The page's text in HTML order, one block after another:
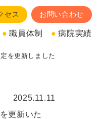
職員体制 病院実績
セス お問い合わせ
を更新しました
2025.11.11
更新いた